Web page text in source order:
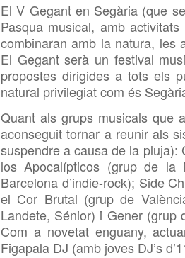
El V Gegant en Segària (que
Pasqua musical, amb
combinaran amb la natura, les
El Gegant serà un festival
propostes dirigides a tots els
natural privilegiat com és
Quant als grups musicals que
aconseguit tornar a reunir als
suspendre a causa de la pluja):
los Apocalípticos (grup de la
Barcelona d’indie-rock); Side
el Cor Brutal (grup de
Landete, Sénior) i Gener (grup
Com a novetat enguany,
Figapala DJ (amb joves DJ’s